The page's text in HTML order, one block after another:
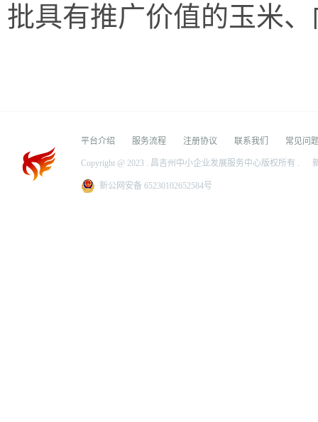
批具有推广价值的玉米
平台介绍 服务流程 注册协议 联系我们 常见问
Copyright @ 2023 . 昌吉州中小企业发展服务中心版权所有 .
新公网安备 65230102652584号